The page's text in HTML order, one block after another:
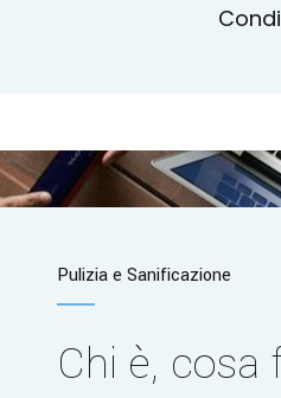
Pulizia e Sanificazione
Chi è, cosa